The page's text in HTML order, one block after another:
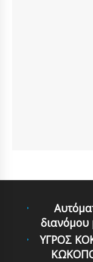
διανόμoυ
ΥΓΡΟΣ